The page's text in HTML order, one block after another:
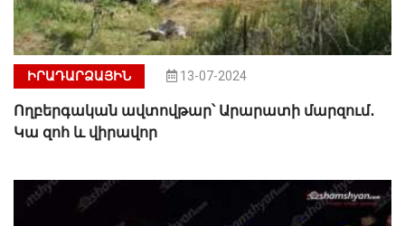
ԻՐԱԴԱՐՁԱՅԻՆ 13-07-2024
Ողբերգական ավտովթար՝ Արարատի մարզում․
Կա զոհ և վիրավոր